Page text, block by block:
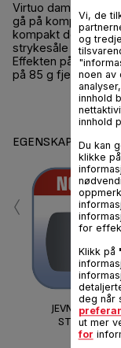
Virtuo
gå på kompromiss
kompakt design
strykesåle med
Effekten på 2000
på 85 g fjerner
EGENSKAPER
JEVNT
STICK-
‹
Vi, de
og
noen av
innhold
innhold
Du kan
klikke
for
Klikk på
deg når
ut mer
for